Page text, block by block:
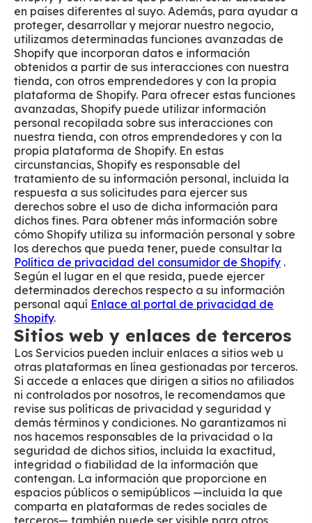
en países diferentes al suyo. Además, para ayudar a
proteger, desarrollar y mejorar nuestro negocio,
utilizamos determinadas funciones avanzadas de
Shopify que incorporan datos e información
obtenidos a partir de sus interacciones con nuestra
tienda, con otros emprendedores y con la propia
plataforma de Shopify. Para ofrecer estas funciones
avanzadas, Shopify puede utilizar información
personal recopilada sobre sus interacciones con
nuestra tienda, con otros emprendedores y con la
propia plataforma de Shopify. En estas
circunstancias, Shopify es responsable del
tratamiento de su información personal, incluida la
respuesta a sus solicitudes para ejercer sus
derechos sobre el uso de dicha información para
dichos fines. Para obtener más información sobre
cómo Shopify utiliza su información personal y sobre
los derechos que pueda tener, puede consultar la
Política de privacidad del consumidor de Shopify .
Según el lugar en el que resida, puede ejercer
determinados derechos respecto a su información
personal aquí Enlace al portal de privacidad de
Shopify.
Sitios web y enlaces de terceros
Los Servicios pueden incluir enlaces a sitios web u
otras plataformas en línea gestionadas por terceros.
Si accede a enlaces que dirigen a sitios no afiliados
ni controlados por nosotros, le recomendamos que
revise sus políticas de privacidad y seguridad y
demás términos y condiciones. No garantizamos ni
nos hacemos responsables de la privacidad o la
seguridad de dichos sitios, incluida la exactitud,
integridad o fiabilidad de la información que
contengan. La información que proporcione en
espacios públicos o semipúblicos —incluida la que
comparta en plataformas de redes sociales de
terceros— también puede ser visible para otros